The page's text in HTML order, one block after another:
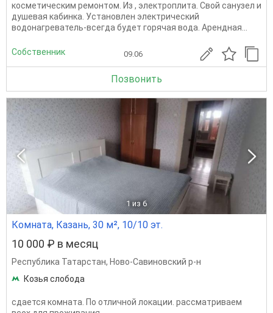
косметическим ремонтом. Из , электроплита. Свой санузел и
душевая кабинка. Установлен электрический
водонагреватель-всегда будет горячая вода. Арендная...
Собственник 09.06
Позвонить
1 из 6
Комната, Казань, 30 м², 10/10 эт.
10 000 ₽ в месяц
Республика Татарстан, Ново-Савиновский р-н
Козья слобода
сдается комната. По отличной локации. рассматриваем